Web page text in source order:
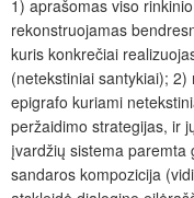
1) aprašomas viso
rekonstruojamas
kuris konkrečiai
(netekstiniai santykiai);
epigrafo kuriami
peržaidimo strategijas, ir
įvardžių sistema paremta
sandaros kompozicija